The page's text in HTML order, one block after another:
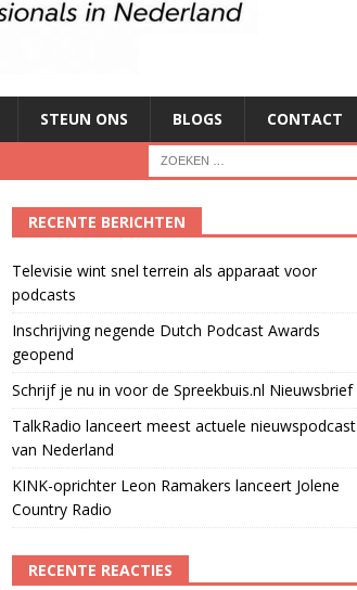
STEUN ONS BLOGS CONTACT
RECENTE BERICHTEN
Televisie wint snel terrein als apparaat voor
podcasts
Inschrijving negende Dutch Podcast Awards
geopend
Schrijf je nu in voor de Spreekbuis.nl Nieuwsbrief
TalkRadio lanceert meest actuele nieuwspodcast
van Nederland
KINK-oprichter Leon Ramakers lanceert Jolene
Country Radio
RECENTE REACTIES